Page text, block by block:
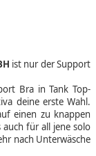
ist nur der Support
Bra in Tank Top-
deine erste Wahl.
einen zu knappen
für all jene solo
nach Unterwäsche